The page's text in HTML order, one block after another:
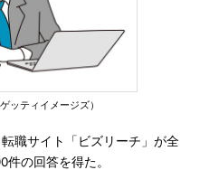
ッティイメージズ）
職サイト「ビズリーチ」が全
の回答を得た。